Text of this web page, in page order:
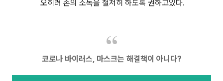
오히려 손의 소독을 철저히 하도록 권하고있다.
코로나 바이러스, 마스크는 해결책이 아니다?